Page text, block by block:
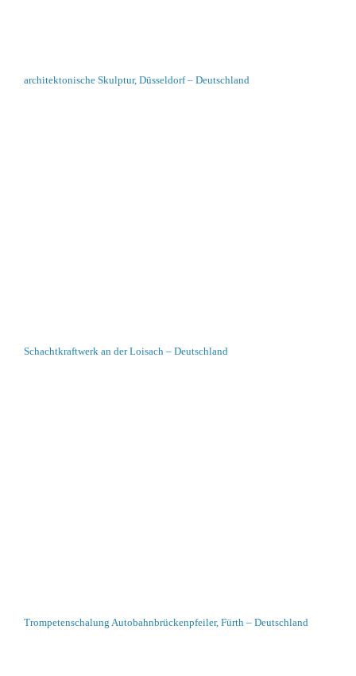
architektonische Skulptur, Düsseldorf – Deutschland
Schachtkraftwerk an der Loisach – Deutschland
Trompetenschalung Autobahnbrückenpfeiler, Fürth – Deutschland